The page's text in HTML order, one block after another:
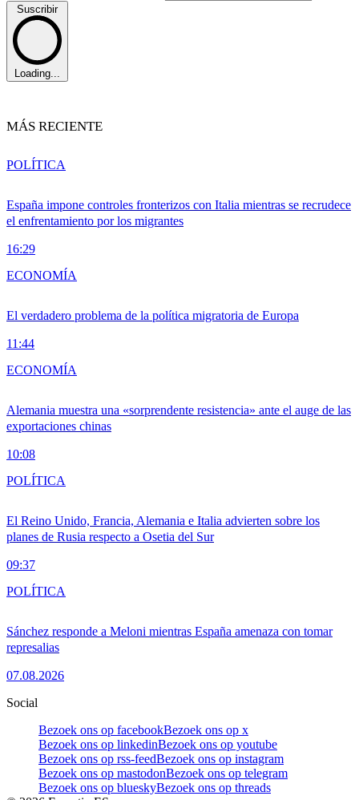
Suscribir
Loading...
MÁS RECIENTE
España impone controles fronterizos con Italia mientras se recrudece
el enfrentamiento por los migrantes
16:29
POLÍTICA
El verdadero problema de la política migratoria de Europa
11:44
ECONOMÍA
Alemania muestra una «sorprendente resistencia» ante el auge de las
exportaciones chinas
10:08
ECONOMÍA
El Reino Unido, Francia, Alemania e Italia advierten sobre los
planes de Rusia respecto a Osetia del Sur
09:37
POLÍTICA
Sánchez responde a Meloni mientras España amenaza con tomar
represalias
07.08.2026
POLÍTICA
Social
Bezoek ons op facebookBezoek ons op x
Bezoek ons op linkedinBezoek ons op youtube
Bezoek ons op rss-feedBezoek ons op instagram
Bezoek ons op mastodonBezoek ons op telegram
Bezoek ons op blueskyBezoek ons op threads